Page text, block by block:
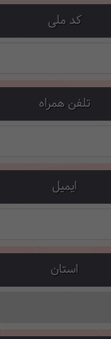
کد ملی
تلفن همراه
ایمیل
استان